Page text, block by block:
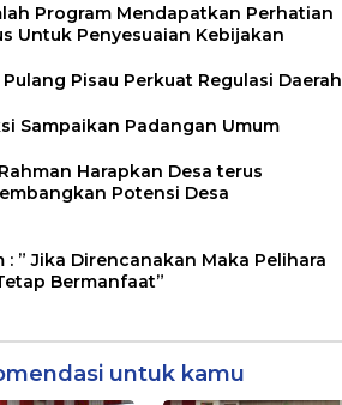
Program Mendapatkan Perhatian
Untuk Penyesuaian Kebijakan
Pulang Pisau Perkuat Regulasi Daerah
Sampaikan Padangan Umum
Harapkan Desa terus
Potensi Desa
: ” Jika Direncanakan Maka Pelihara
Bermanfaat”
untuk kamu